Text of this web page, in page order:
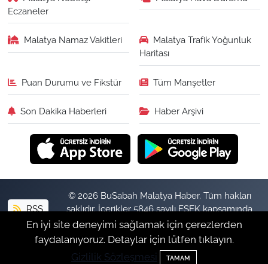
Eczaneler
Malatya Namaz Vakitleri
Malatya Trafik Yoğunluk
Haritası
Puan Durumu ve Fikstür Tüm Manşetler
Son Dakika Haberleri Haber Arşivi
RSS
© 2026 BuSabah Malatya Haber. Tüm hakları
saklıdır. İçerikler 5846 sayılı FSEK kapsamında
izinsiz kopyalanamaz.
Haber Yazılımı:TE Bilişim
En iyi site deneyimi sağlamak için çerezlerden
faydalanıyoruz. Detaylar için lütfen tıklayın.
Gizlilik Sözleşmesi
TAMAM